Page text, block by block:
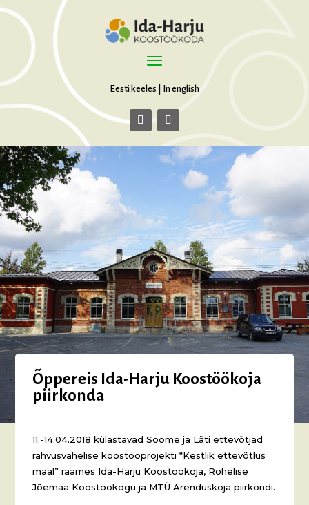
Eesti keeles In english
Õppereis Ida-Harju Koostöökoja
piirkonda
11.-14.04.2018 külastavad Soome ja Läti ettevõtjad
rahvusvahelise koostööprojekti “Kestlik ettevõtlus
maal” raames Ida-Harju Koostöökoja, Rohelise
Jõemaa Koostöökogu ja MTÜ Arenduskoja piirkondi.